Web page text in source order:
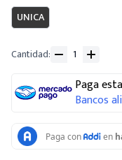
UNICA
Cantidad
Paga
Bancos